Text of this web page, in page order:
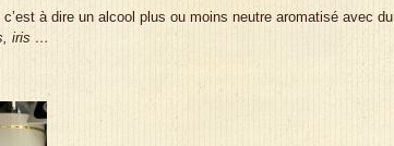
à dire un alcool plus ou moins neutre aromatisé avec du
iris …